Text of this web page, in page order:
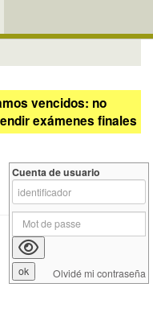
vencidos: no
exámenes finales
Cuenta de usuario
Olvidé mi contraseña